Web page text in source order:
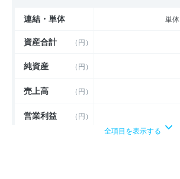
連結・単体 単体
資産合計 （円）
純資産 （円）
売上高 （円）
営業利益 （円）
全項目を表示する